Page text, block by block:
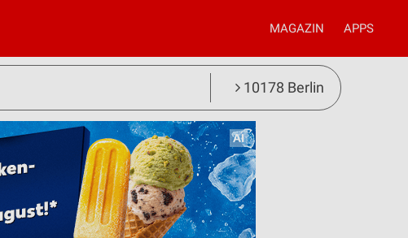
MAGAZIN APPS
10178 Berlin